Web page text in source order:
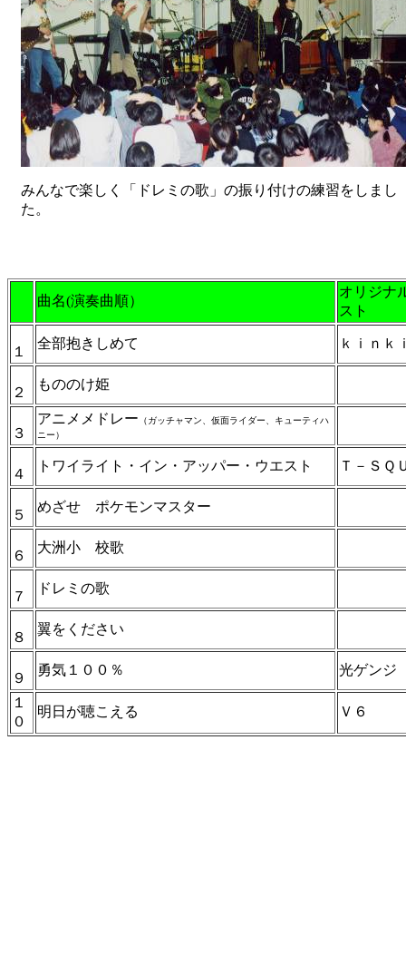
みんなで楽しく「ドレミの歌」の振り付けの練習をしまし
た。
曲名(演奏曲順）
オリジナ
スト
１
全部抱きしめて ｋｉｎｋ
２
もののけ姫
３
アニメメドレー （ガッチャマン、仮面ライダー、キューティハ
ニー）
４
トワイライト・イン・アッパー・ウエスト Ｔ－ＳＱ
５
めざせ ポケモンマスター
６
大洲小 校歌
７
ドレミの歌
８
翼をください
９
勇気１００％ 光ゲンジ
１
０
明日が聴こえる Ｖ６